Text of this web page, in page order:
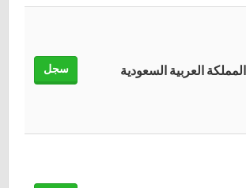
المملكة العربية السعودية سجل